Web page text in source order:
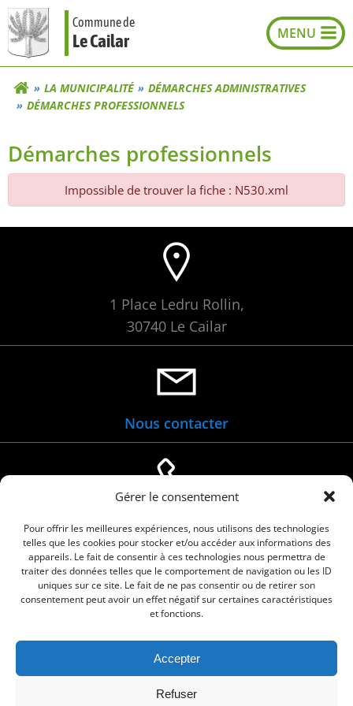
Gérer le consentement
Pour offrir les meilleures expériences, nous utilisons des technologies
telles que les cookies pour stocker et/ou accéder aux informations des
appareils. Le fait de consentir à ces technologies nous permettra de
traiter des données telles que le comportement de navigation ou les ID
uniques sur ce site. Le fait de ne pas consentir ou de retirer son
consentement peut avoir un effet négatif sur certaines caractéristiques
et fonctions.
Accepter
Refuser
Aller
au
contenu
Commune de
Le Cailar
LA MUNICIPALITÉ
DÉMARCHES ADMINISTRATIVES
DÉMARCHES PROFESSIONNELS
Démarches professionnels
Impossible de trouver la fiche : N530.xml
1 Place Ledru Rollin,
30740 Le Cailar
Nous contacter
04 66 88 01 05
© 2026 Commune de Le Cailar. Service proposé